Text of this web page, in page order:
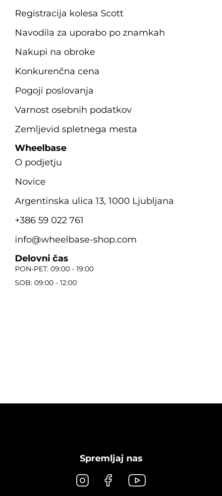
Registracija kolesa Scott
Navodila za uporabo po znamkah
Nakupi na obroke
Konkurenčna cena
Pogoji poslovanja
Varnost osebnih podatkov
Zemljevid spletnega mesta
Wheelbase
O podjetju
Novice
Argentinska ulica 13, 1000 Ljubljana
+386 59 022 761
info@wheelbase-shop.com
Delovni čas
PON-PET: 09:00 - 19:00
SOB: 09:00 - 12:00
Spremljaj nas